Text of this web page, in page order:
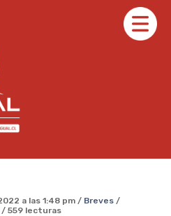
a las 1:48 pm / Breves /
/ 559 lecturas